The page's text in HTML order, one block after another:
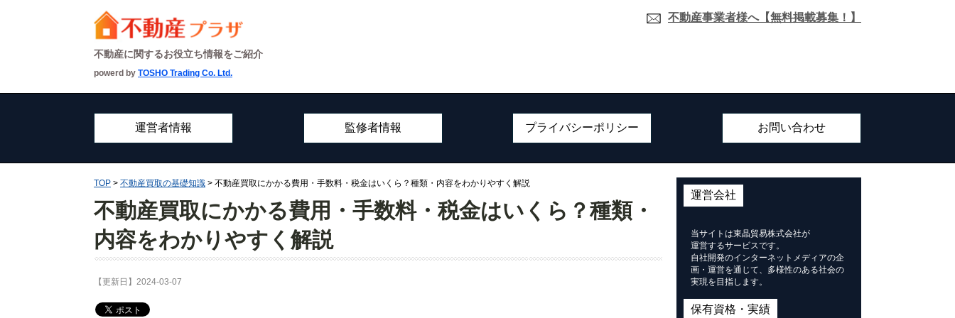
不動産に関するお役立ち情報をご紹介
powerd by TOSHO Trading Co. Ltd.
不動産事業者様へ【無料掲載募集！】
運営者情報 監修者情報 プライバシーポリシー お問い合わせ
TOP > 不動産買取の基礎知識 > 不動産買取にかかる費用・手数料・税金はいくら？種類・内容をわかりやすく解説
不動産買取にかかる費用・手数料・税金はいくら？種類・
内容をわかりやすく解説
【更新日】2024-03-07
運営会社
当サイトは東晶貿易株式会社が
運営するサービスです。
自社開発のインターネットメディアの企
画・運営を通じて、多様性のある社会の
実現を目指します。
保有資格・実績